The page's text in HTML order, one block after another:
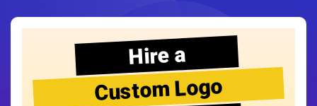
Hire a
Custom Logo